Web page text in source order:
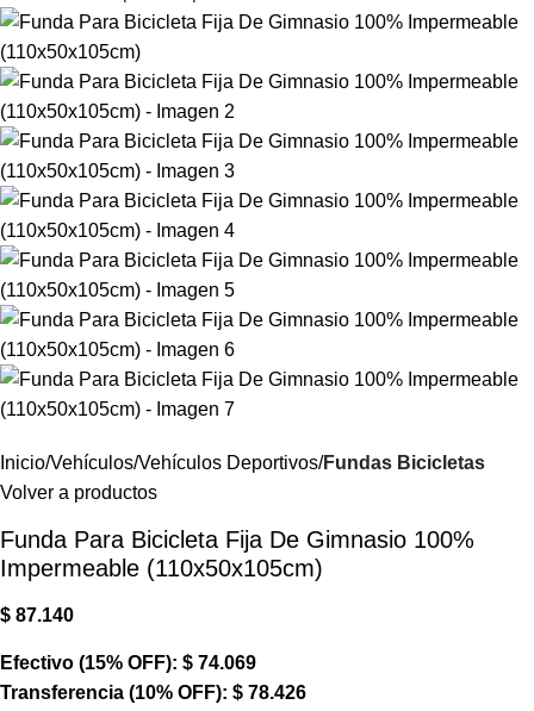
Inicio Vehículos Vehículos Deportivos Fundas Bicicletas
Volver a productos
Funda Para Bicicleta Fija De Gimnasio 100%
Impermeable (110x50x105cm)
$ 87.140
Efectivo (15% OFF): $ 74.069
Transferencia (10% OFF): $ 78.426